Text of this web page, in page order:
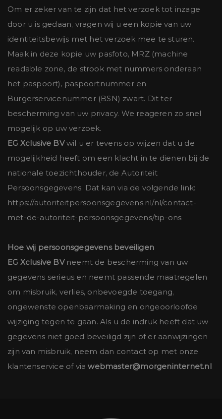
Om er zeker van te zijn dat het verzoek tot inzage
door u is gedaan, vragen wij u een kopie van uw
identiteitsbewijs met het verzoek mee te sturen.
Maak in deze kopie uw pasfoto, MRZ (machine
readable zone, de strook met nummers onderaan
het paspoort), paspoortnummer en
Burgerservicenummer (BSN) zwart. Dit ter
bescherming van uw privacy. We reageren zo snel
mogelijk op uw verzoek.
EG Xclusive BVwil u er tevens op wijzen dat u de
mogelijkheid heeft om een klacht in te dienen bij de
nationale toezichthouder, de Autoriteit
Persoonsgegevens. Dat kan via de volgende link:
https://autoriteitpersoonsgegevens.nl/nl/contact-
met-de-autoriteit-persoonsgegevens/tip-ons
Hoe wij persoonsgegevens beveiligen
EG Xclusive BVneemt de bescherming van uw
gegevens serieus en neemt passende maatregelen
om misbruik, verlies, onbevoegde toegang,
ongewenste openbaarmaking en ongeoorloofde
wijziging tegen te gaan. Als u de indruk heeft dat uw
gegevens niet goed beveiligd zijn of er aanwijzingen
zijn van misbruik, neem dan contact op met onze
klantenservice of viawebmaster@morgeninternet.nl